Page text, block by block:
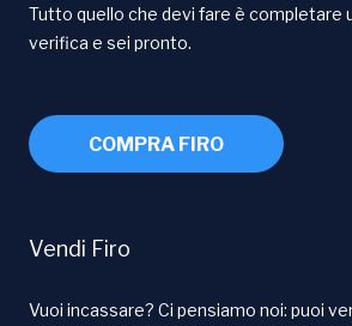
Tutto quello che devi fare è completare
verifica e sei pronto.
COMPRA FIRO
Vendi Firo
Vuoi incassare? Ci pensiamo noi: puoi